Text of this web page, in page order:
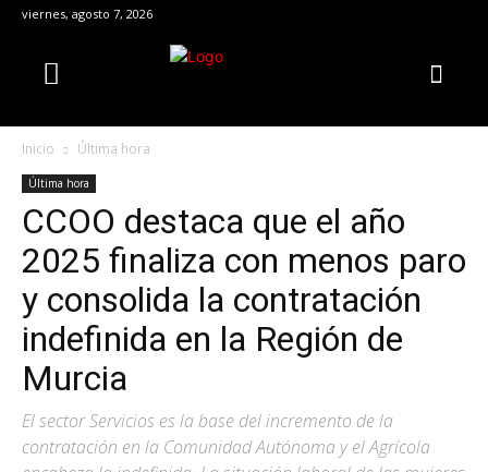
viernes, agosto 7, 2026
Inicio Última hora
Última hora
CCOO destaca que el año
2025 finaliza con menos paro
y consolida la contratación
indefinida en la Región de
Murcia
El sector Servicios es la base del incremento de la
contratación en la Comunidad Autónoma y el Agrícola